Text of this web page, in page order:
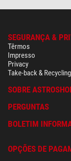
SEGURANÇA &
Têrmos
Impresso
Privacy
Take-back & Recycling
SOBRE
PERGUNTAS
BOLETIM
OPÇÕES DE